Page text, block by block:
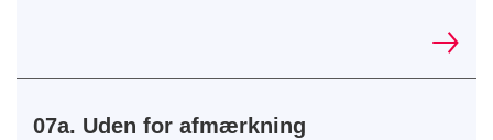
07a. Uden for afmærkning